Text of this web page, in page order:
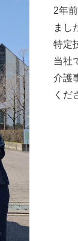
2年
まし
特定
当社
介護
くだ